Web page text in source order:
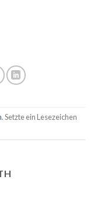
. Setzte ein Lesezeichen